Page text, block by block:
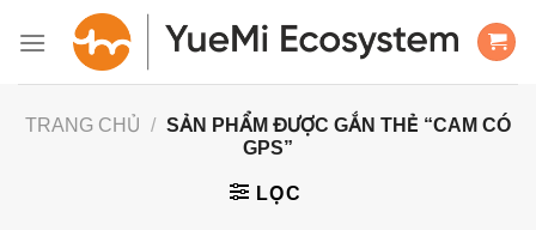
qua
TRANG CHỦ / SẢN PHẨM ĐƯỢC GẮN THẺ “CAM CÓ
GPS”
LỌC